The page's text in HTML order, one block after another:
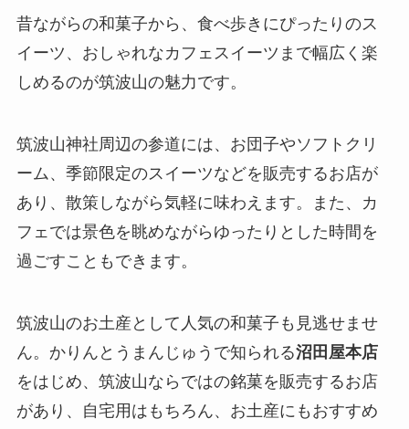
昔ながらの和菓子から、食べ歩きにぴったりのス
イーツ、おしゃれなカフェスイーツまで幅広く楽
しめるのが筑波山の魅力です。
筑波山神社周辺の参道には、お団子やソフトクリ
ーム、季節限定のスイーツなどを販売するお店が
あり、散策しながら気軽に味わえます。また、カ
フェでは景色を眺めながらゆったりとした時間を
過ごすこともできます。
筑波山のお土産として人気の和菓子も見逃せませ
ん。かりんとうまんじゅうで知られる沼田屋本店
をはじめ、筑波山ならではの銘菓を販売するお店
があり、自宅用はもちろん、お土産にもおすすめ